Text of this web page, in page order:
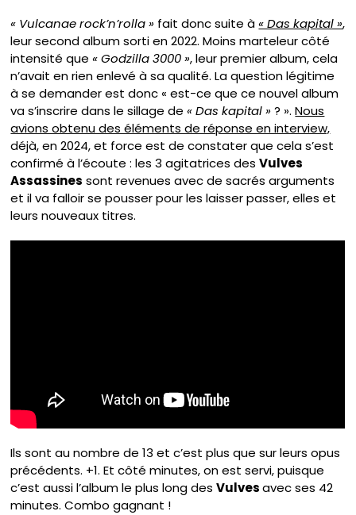
« Vulcanae rock’n’rolla » fait donc suite à« Das kapital »,
leur second album sorti en 2022. Moins marteleur côté
intensité que« Godzilla 3000 », leur premier album, cela
n’avait en rien enlevé à sa qualité. La question légitime
à se demander est donc « est-ce que ce nouvel album
va s’inscrire dans le sillage de« Das kapital »? ».Nous
avions obtenu des éléments de réponse en interview,
déjà, en 2024, et force est de constater que cela s’est
confirmé à l’écoute : les 3 agitatrices desVulves
Assassines sont revenues avec de sacrés arguments
et il va falloir se pousser pour les laisser passer, elles et
leurs nouveaux titres.
Ils sont au nombre de 13 et c’est plus que sur leurs opus
précédents. +1. Et côté minutes, on est servi, puisque
c’est aussi l’album le plus long desVulvesavec ses 42
minutes. Combo gagnant !